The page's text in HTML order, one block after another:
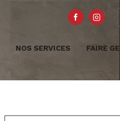
NOS SERVICES FAIRE